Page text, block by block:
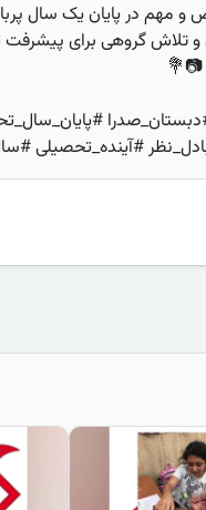
و مهم در پایان یک سال
تلاش گروهی برای
#آینده_تحصیلی